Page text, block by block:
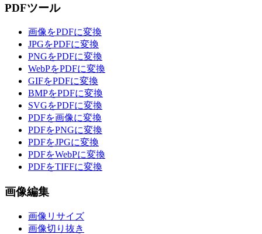
PDFツール
画像をPDFに変換
JPGをPDFに変換
PNGをPDFに変換
WebPをPDFに変換
GIFをPDFに変換
BMPをPDFに変換
SVGをPDFに変換
PDFを画像に変換
PDFをPNGに変換
PDFをJPGに変換
PDFをWebPに変換
PDFをTIFFに変換
画像編集
画像リサイズ
画像切り抜き